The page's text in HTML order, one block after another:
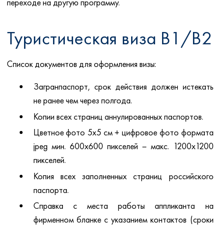
переходе на другую программу.
Туристическая виза B1/B2
Список документов для оформления визы:
Загранпаспорт, срок действия должен истекать
не ранее чем через полгода.
Копии всех страниц аннулированных паспортов.
Цветное фото 5х5 см + цифровое фото формата
jpeg мин. 600х600 пикселей – макс. 1200х1200
пикселей.
Копия всех заполненных страниц российского
паспорта.
Справка с места работы аппликанта на
фирменном бланке с указанием контактов (сроки